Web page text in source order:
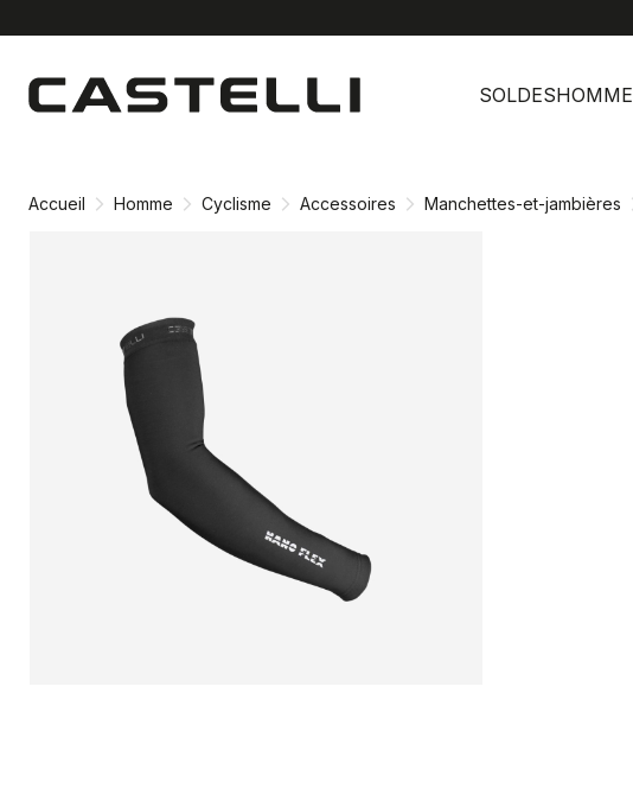
contenu
SOLDESHOMME
Accueil Homme Cyclisme Accessoires Manchettes-et-jambières